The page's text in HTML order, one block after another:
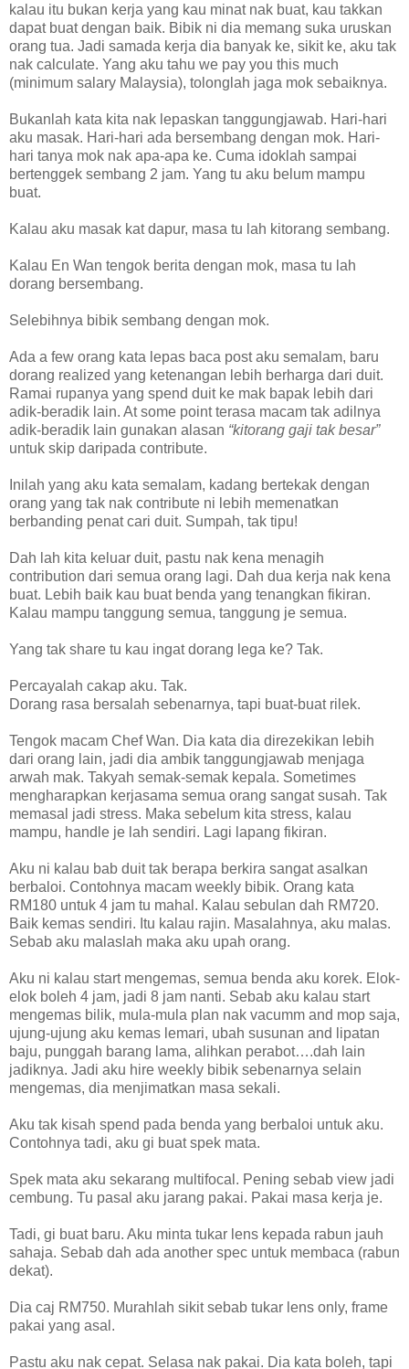
kalau itu bukan kerja yang kau minat nak buat, kau takkan
dapat buat dengan baik. Bibik ni dia memang suka uruskan
orang tua. Jadi samada kerja dia banyak ke, sikit ke, aku tak
nak calculate. Yang aku tahu we pay you this much
(minimum salary Malaysia), tolonglah jaga mok sebaiknya.
Bukanlah kata kita nak lepaskan tanggungjawab. Hari-hari
aku masak. Hari-hari ada bersembang dengan mok. Hari-
hari tanya mok nak apa-apa ke. Cuma idoklah sampai
bertenggek sembang 2 jam. Yang tu aku belum mampu
buat.
Kalau aku masak kat dapur, masa tu lah kitorang sembang.
Kalau En Wan tengok berita dengan mok, masa tu lah
dorang bersembang.
Selebihnya bibik sembang dengan mok.
Ada a few orang kata lepas baca post aku semalam, baru
dorang realized yang ketenangan lebih berharga dari duit.
Ramai rupanya yang spend duit ke mak bapak lebih dari
adik-beradik lain. At some point terasa macam tak adilnya
adik-beradik lain gunakan alasan “kitorang gaji tak besar”
untuk skip daripada contribute.
Inilah yang aku kata semalam, kadang bertekak dengan
orang yang tak nak contribute ni lebih memenatkan
berbanding penat cari duit. Sumpah, tak tipu!
Dah lah kita keluar duit, pastu nak kena menagih
contribution dari semua orang lagi. Dah dua kerja nak kena
buat. Lebih baik kau buat benda yang tenangkan fikiran.
Kalau mampu tanggung semua, tanggung je semua.
Yang tak share tu kau ingat dorang lega ke? Tak.
Percayalah cakap aku. Tak.
Dorang rasa bersalah sebenarnya, tapi buat-buat rilek.
Tengok macam Chef Wan. Dia kata dia direzekikan lebih
dari orang lain, jadi dia ambik tanggungjawab menjaga
arwah mak. Takyah semak-semak kepala. Sometimes
mengharapkan kerjasama semua orang sangat susah. Tak
memasal jadi stress. Maka sebelum kita stress, kalau
mampu, handle je lah sendiri. Lagi lapang fikiran.
Aku ni kalau bab duit tak berapa berkira sangat asalkan
berbaloi. Contohnya macam weekly bibik. Orang kata
RM180 untuk 4 jam tu mahal. Kalau sebulan dah RM720.
Baik kemas sendiri. Itu kalau rajin. Masalahnya, aku malas.
Sebab aku malaslah maka aku upah orang.
Aku ni kalau start mengemas, semua benda aku korek. Elok-
elok boleh 4 jam, jadi 8 jam nanti. Sebab aku kalau start
mengemas bilik, mula-mula plan nak vacumm and mop saja,
ujung-ujung aku kemas lemari, ubah susunan and lipatan
baju, punggah barang lama, alihkan perabot….dah lain
jadiknya. Jadi aku hire weekly bibik sebenarnya selain
mengemas, dia menjimatkan masa sekali.
Aku tak kisah spend pada benda yang berbaloi untuk aku.
Contohnya tadi, aku gi buat spek mata.
Spek mata aku sekarang multifocal. Pening sebab view jadi
cembung. Tu pasal aku jarang pakai. Pakai masa kerja je.
Tadi, gi buat baru. Aku minta tukar lens kepada rabun jauh
sahaja. Sebab dah ada another spec untuk membaca (rabun
dekat).
Dia caj RM750. Murahlah sikit sebab tukar lens only, frame
pakai yang asal.
Pastu aku nak cepat. Selasa nak pakai. Dia kata boleh, tapi